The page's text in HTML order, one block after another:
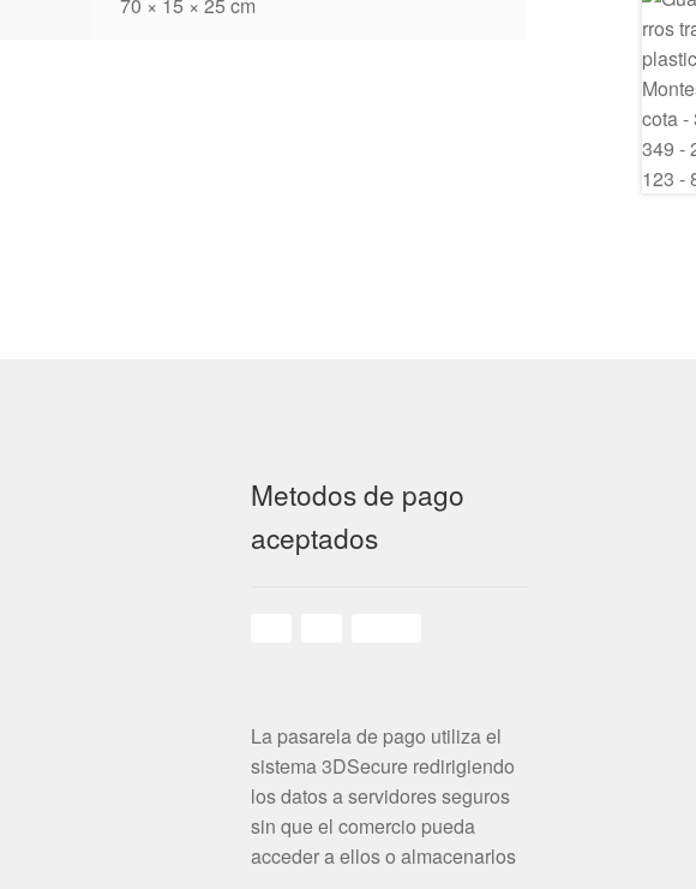
Metodos de pago
aceptados
La pasarela de pago utiliza el
sistema 3DSecure redirigiendo
los datos a servidores seguros
sin que el comercio pueda
acceder a ellos o almacenarlos